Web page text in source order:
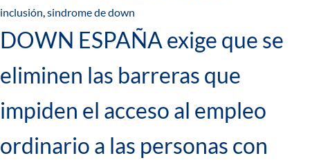
inclusión sindrome de down
DOWN ESPAÑA exige que se
eliminen las barreras que
impiden el acceso al empleo
ordinario a las personas con